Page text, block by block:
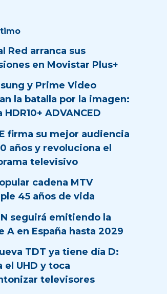
Red arranca sus
en Movistar Plus+
y Prime Video
la batalla por la imagen:
HDR10+ ADVANCED
firma su mejor audiencia
años y revoluciona el
televisivo
cadena MTV
45 años de vida
seguirá emitiendo la
A en España hasta 2029
TDT ya tiene día D:
el UHD y toca
televisores